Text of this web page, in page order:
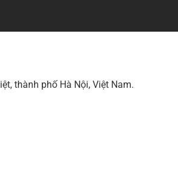
thành phố Hà Nội, Việt Nam.